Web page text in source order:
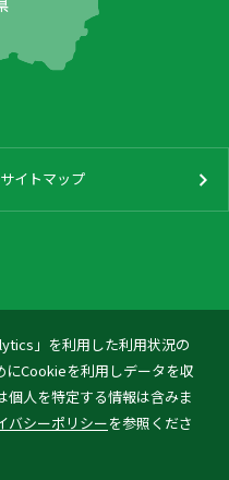
」を利用した利用状況の
にCookieを利用しデータを収
人を特定する情報は含みま
バシーポリシーを参照くださ
サイトマップ